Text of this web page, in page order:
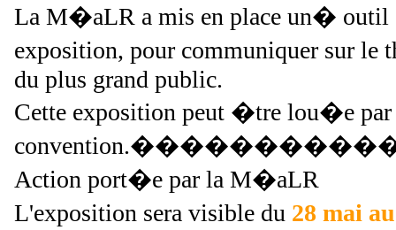
La M�aLR a mis en place un�
exposition, pour communiquer sur
du plus grand public.
Cette exposition peut �tre lou�e
Action port�e par la M�aLR
L'exposition sera visible du 28 mai